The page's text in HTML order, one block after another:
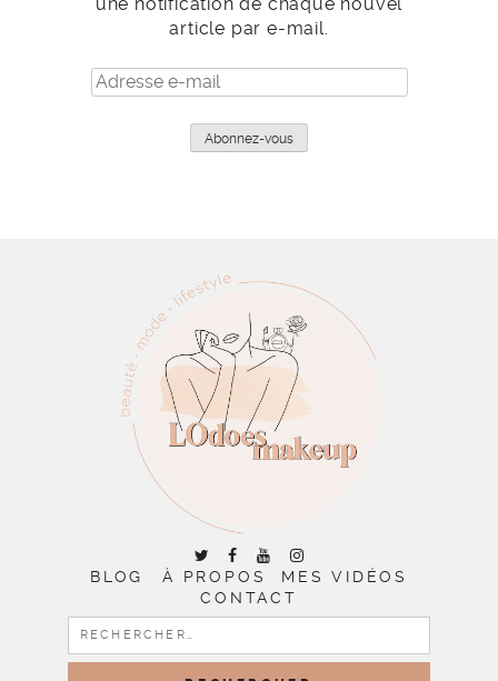
article par e-mail.
Adresse
e-
Abonnez-vous
BLOG À PROPOS
MES VIDÉOS
CONTACT
RECHERCHER :